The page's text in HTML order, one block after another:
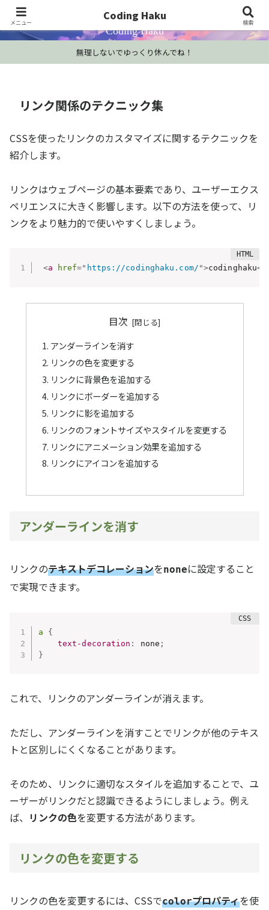
プログラミング学習・開発Tips・技術情報
Coding Haku
無理しないでゆっくり休んでね！
リンク関係のテクニック集
CSSを使ったリンクのカスタマイズに関するテクニックを
紹介します。
リンクはウェブページの基本要素であり、ユーザーエクス
ペリエンスに大きく影響します。以下の方法を使って、リ
ンクをより魅力的で使いやすくしましょう。
<a href=" https://codinghaku.com/ ">codinghaku</
目次
アンダーラインを消す
リンクの色を変更する
リンクに背景色を追加する
リンクにボーダーを追加する
リンクに影を追加する
リンクのフォントサイズやスタイルを変更する
リンクにアニメーション効果を追加する
リンクにアイコンを追加する
アンダーラインを消す
リンクのテキストデコレーションをnoneに設定すること
で実現できます。
a
{
text-decoration : none ;
}
これで、リンクのアンダーラインが消えます。
ただし、アンダーラインを消すことでリンクが他のテキス
トと区別しにくくなることがあります。
そのため、リンクに適切なスタイルを追加することで、ユ
ーザーがリンクだと認識できるようにしましょう。例え
ば、 リンクの色を変更する方法があります。
リンクの色を変更する
リンクの色を変更するには、CSSでcolorプロパティを使
メニュー
Coding Haku
検索